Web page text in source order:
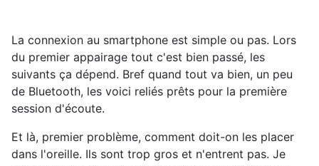
La connexion au smartphone est simple ou pas. Lors
du premier appairage tout c'est bien passé, les
suivants ça dépend. Bref quand tout va bien, un peu
de Bluetooth, les voici reliés prêts pour la première
session d'écoute.
Et là, premier problème, comment doit-on les placer
dans l'oreille. Ils sont trop gros et n'entrent pas. Je